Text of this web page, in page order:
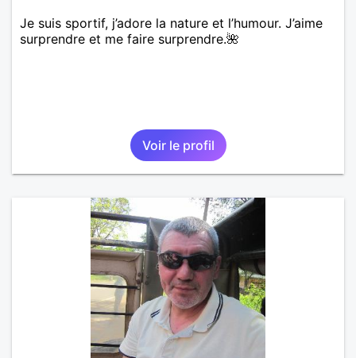
Je suis sportif, j’adore la nature et l’humour. J’aime
surprendre et me faire surprendre.🌺
Voir le profil